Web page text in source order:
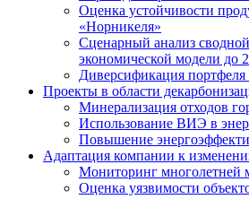
Оценка устойчивости
«Норникеля»
Сценарный анализ
экономической модели до
Диверсификация портфеля
Проекты в области
Минерализация отходов
Использование ВИЭ в
Повышение
Адаптация компании к
Мониторинг многолетней
Оценка уязвимости